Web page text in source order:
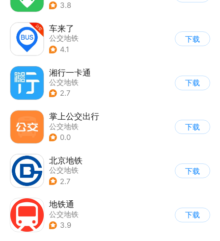
3.8
车来了
公交地铁
4.1
下载
湘行一卡通
公交地铁
2.7
下载
掌上公交出行
公交地铁
0.0
下载
北京地铁
公交地铁
2.7
下载
地铁通
公交地铁
3.9
下载